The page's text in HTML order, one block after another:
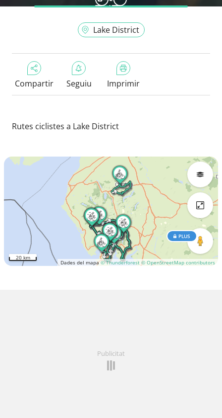
Lake District
Compartir Seguiu Imprimir
Rutes ciclistes a Lake District
Dades del mapa© Thunderforest © OpenStreetMap contributors
PLUS
20 km
Publicitat